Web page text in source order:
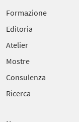
Formazione
Editoria
Atelier
Mostre
Consulenza
Ricerca